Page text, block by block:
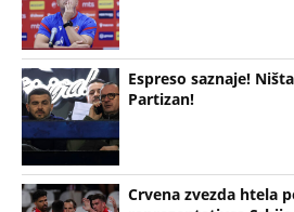
Espreso saznaje!
Partizan!
Crvena zvezda htela